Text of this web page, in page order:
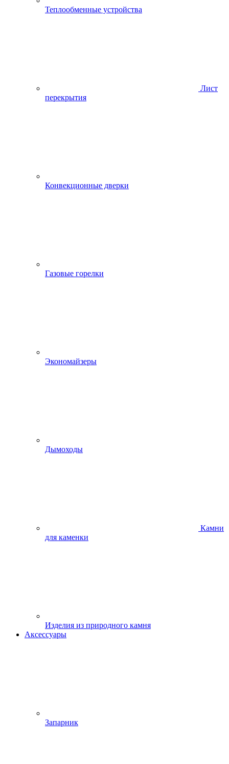
Теплообменные устройства
Лист
перекрытия
Конвекционные дверки
Газовые горелки
Экономайзеры
Дымоходы
Камни
для каменки
Изделия из природного камня
Аксессуары
Запарник